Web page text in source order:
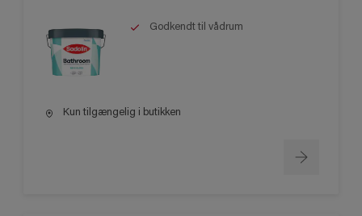
Godkendt til vådrum
Kun tilgængelig i butikken